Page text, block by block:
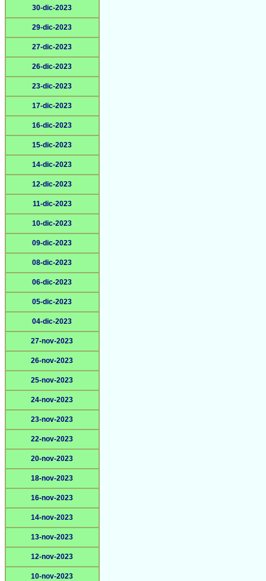
30-dic-2023
29-dic-2023
27-dic-2023
26-dic-2023
23-dic-2023
17-dic-2023
16-dic-2023
15-dic-2023
14-dic-2023
12-dic-2023
11-dic-2023
10-dic-2023
09-dic-2023
08-dic-2023
06-dic-2023
05-dic-2023
04-dic-2023
27-nov-2023
26-nov-2023
25-nov-2023
24-nov-2023
23-nov-2023
22-nov-2023
20-nov-2023
18-nov-2023
16-nov-2023
14-nov-2023
13-nov-2023
12-nov-2023
10-nov-2023